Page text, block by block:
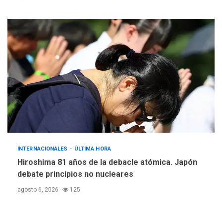
INTERNACIONALES ÚLTIMA HORA
Hiroshima 81 años de la debacle atómica. Japón
debate principios no nucleares
agosto 6, 2026 125